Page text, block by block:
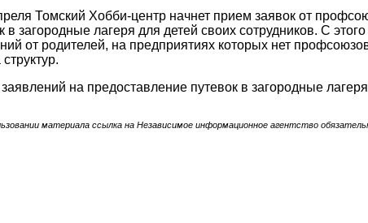
Томский Хобби-центр начнет прием заявок от
в загородные лагеря для детей своих сотрудников. С
от родителей, на предприятиях которых нет
на предоставление путевок в загородные
материала ссылка на Независимое информационное агентство